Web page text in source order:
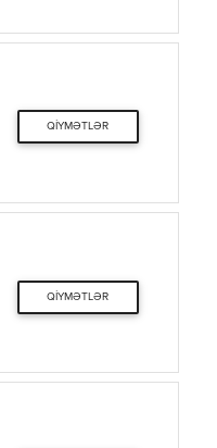
QIYMƏTLƏR
QIYMƏTLƏR